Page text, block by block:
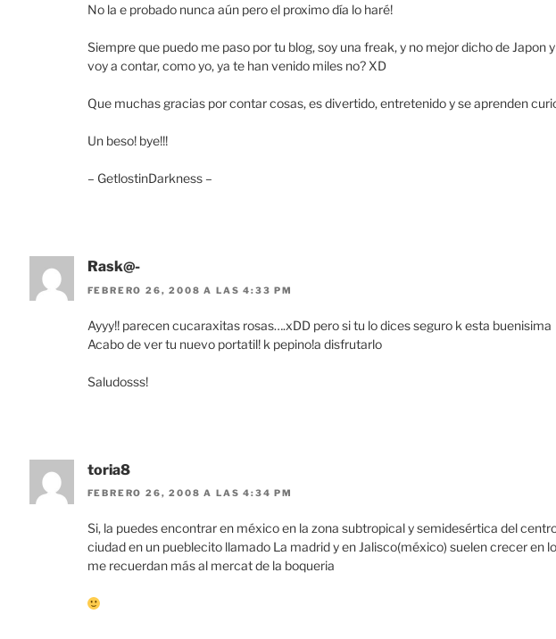
No la e probado nunca aún pero el proximo día lo haré!
Siempre que puedo me paso por tu blog, soy una freak, y no mejor dicho de
voy a contar, como yo, ya te han venido miles no? XD
Que muchas gracias por contar cosas, es divertido, entretenido y se aprenden
Un beso! bye!!!
– GetlostinDarkness –
Rask@-
FEBRERO 26, 2008 A LAS 4:33 PM
Ayyy!! parecen cucaraxitas rosas….xDD pero si tu lo dices seguro k esta buenisima
Acabo de ver tu nuevo portatil! k pepino!a disfrutarlo
Saludosss!
toria8
FEBRERO 26, 2008 A LAS 4:34 PM
Si, la puedes encontrar en méxico en la zona subtropical y semidesértica del
ciudad en un pueblecito llamado La madrid y en Jalisco(méxico) suelen crecer en
me recuerdan más al mercat de la boqueria